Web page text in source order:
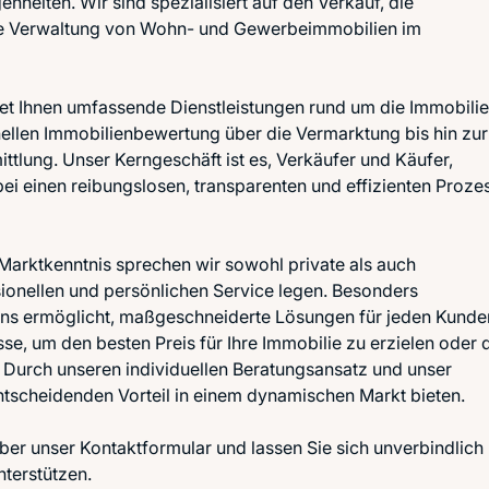
Verwaltung von Wohn- und Gewerbeimmobilien im
Ihnen umfassende Dienstleistungen rund um die
Immobilienbewertung über die Vermarktung bis hin zur
Unser Kerngeschäft ist es, Verkäufer und Käufer,
einen reibungslosen, transparenten und effizienten
sprechen wir sowohl private als auch
und persönlichen Service legen. Besonders
ermöglicht, maßgeschneiderte Lösungen für jeden
um den besten Preis für Ihre Immobilie zu erzielen oder
unseren individuellen Beratungsansatz und unser
Vorteil in einem dynamischen Markt bieten.
unser Kontaktformular und lassen Sie sich unverbindlich